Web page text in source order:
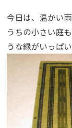
今日は、温かい雨
うちの小さい庭
うな緑がいっぱい